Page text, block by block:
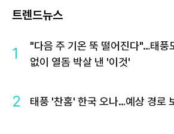
트렌드뉴스
1
"다음 주 기온 뚝 떨어진다"…태풍
없이 열돔 박살 낸 '이것'
2 태풍 '찬홈' 한국 오나…예상 경로